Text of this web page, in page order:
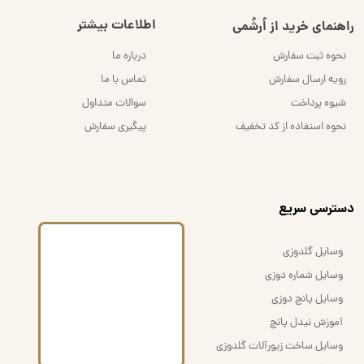
راهنمای خرید از اُرشُمی
نحوه ثبت سفارش
رویه ارسال سفارش
شیوه پرداخت
نحوه استفاده از کد تخفیف
اطلاعات بیشتر
درباره ما
تماس با ما
سوالات متداول
پیگیری سفارش
​دسترسی سریع
وسایل گلدوزی
وسایل شماره دوزی
وسایل پانچ دوزی
آموزش نیدل پانچ
وسایل ساخت زیورآلات گلدوزی